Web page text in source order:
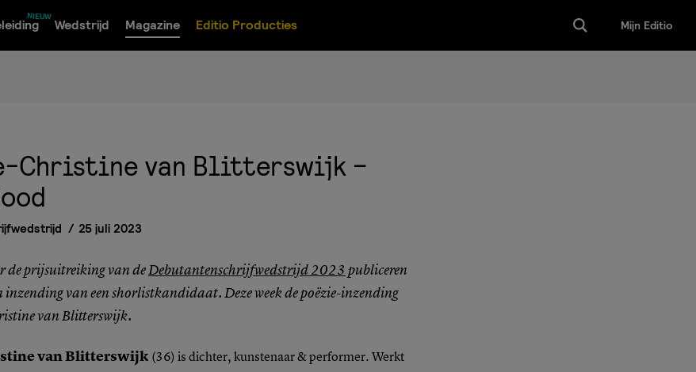
Wedstrijd Magazine Editio Producties Mijn Editio
Christine van Blitterswijk –
25 juli 2023
de prijsuitreiking van deDebutantenschrijfwedstrijd 2023 publiceren
inzending van een shorlistkandidaat. Deze week de poëzie-inzending
van Blitterswijk.
van Blitterswijk (36) is dichter, kunstenaar & performer. Werkt